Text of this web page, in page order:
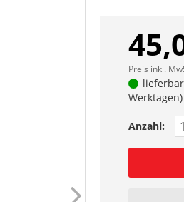
Preis inkl.
Werktagen)
Anzahl: